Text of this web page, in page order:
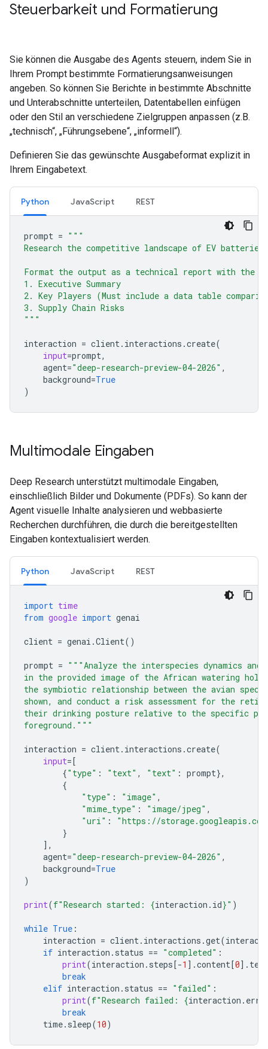
Steuerbarkeit und Formatierung
Sie können die Ausgabe des Agents steuern, indem Sie in
Ihrem Prompt bestimmte Formatierungsanweisungen
angeben. So können Sie Berichte in bestimmte Abschnitte
und Unterabschnitte unterteilen, Datentabellen einfügen
oder den Stil an verschiedene Zielgruppen anpassen (z.B.
„technisch“, „Führungsebene“, „informell“).
Definieren Sie das gewünschte Ausgabeformat explizit in
Ihrem Eingabetext.
Python JavaScript REST
prompt = """
Research the competitive landscape of EV batteries.
Format the output as a technical report with the
1. Executive Summary
2. Key Players (Must include a data table
3. Supply Chain Risks
"""
interaction = client. interactions .create(
input=prompt,
agent="deep-research-preview-04-2026" ,
background=True
)
Multimodale Eingaben
Deep Research unterstützt multimodale Eingaben,
einschließlich Bilder und Dokumente (PDFs). So kann der
Agent visuelle Inhalte analysieren und webbasierte
Recherchen durchführen, die durch die bereitgestellten
Eingaben kontextualisiert werden.
Python JavaScript REST
import time
from google import genai
client = genai .Client()
prompt = """Analyze the interspecies dynamics
in the provided image of the African watering
the symbiotic relationship between the avian
shown, and conduct a risk assessment for the
their drinking posture relative to the specific
foreground."""
interaction = client. interactions .create(
input=[
{"type" : "text" , "text" : prompt},
{
"type" : "image" ,
"mime_type" : "image/jpeg" ,
"uri" :
"https://
}
],
agent="deep-research-preview-04-2026" ,
background=True
)
print(f"Research started: {interaction . id}" )
while True :
interaction = client. interactions .get(
if interaction . status == "completed" :
print(interaction . steps[-1 ] .content[0] . text
break
elif interaction . status == "failed" :
print(f"Research failed: {interaction .
break
time. sleep(10)